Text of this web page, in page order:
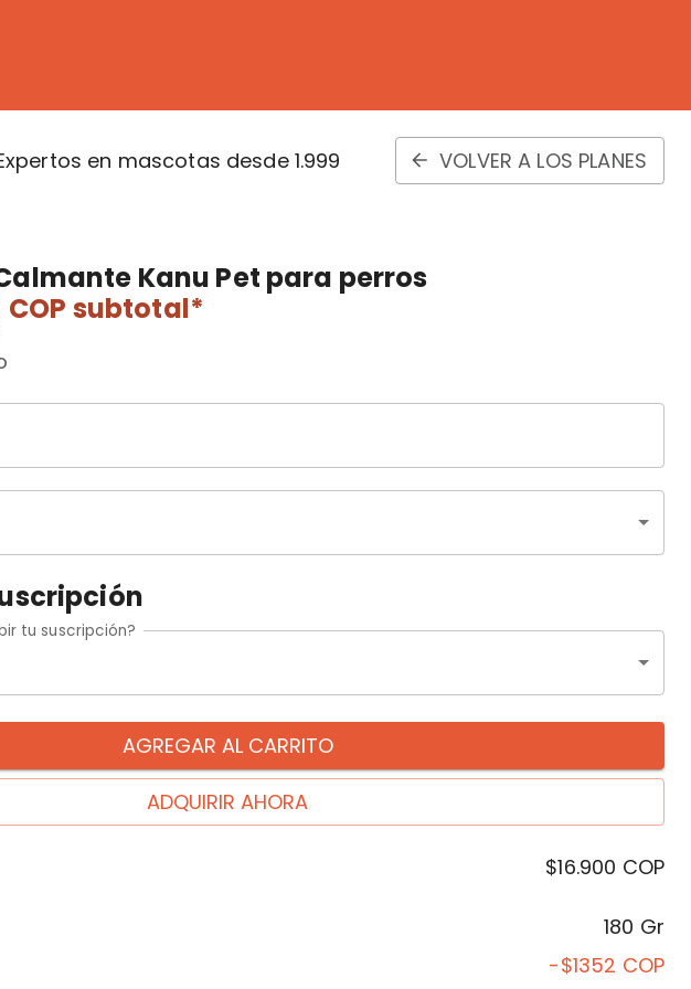
en mascotas desde 1.999 VOLVER A LOS PLANES
Kanu Pet para perros
COP subtotal*
tu suscripción?
AGREGAR AL CARRITO
ADQUIRIR AHORA
$16.900 COP
180 Gr
-$1352 COP